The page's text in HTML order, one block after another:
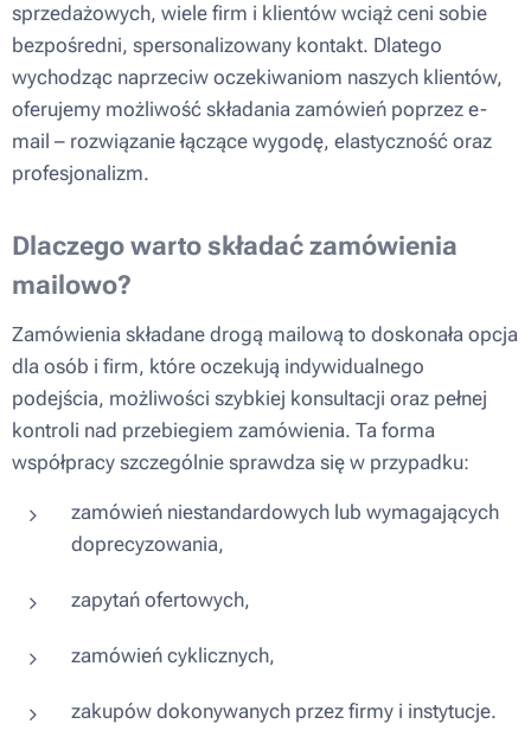
sprzedażowych, wiele firm i klientów wciąż ceni sobie
bezpośredni, spersonalizowany kontakt. Dlatego
wychodząc naprzeciw oczekiwaniom naszych klientów,
oferujemy możliwość składania zamówień poprzez e-
mail – rozwiązanie łączące wygodę, elastyczność oraz
profesjonalizm.
Dlaczego warto składać zamówienia
mailowo?
Zamówienia składane drogą mailową to doskonała opcja
dla osób i firm, które oczekują indywidualnego
podejścia, możliwości szybkiej konsultacji oraz pełnej
kontroli nad przebiegiem zamówienia. Ta forma
współpracy szczególnie sprawdza się w przypadku:
zamówień niestandardowych lub wymagających
doprecyzowania,
zapytań ofertowych,
zamówień cyklicznych,
zakupów dokonywanych przez firmy i instytucje.